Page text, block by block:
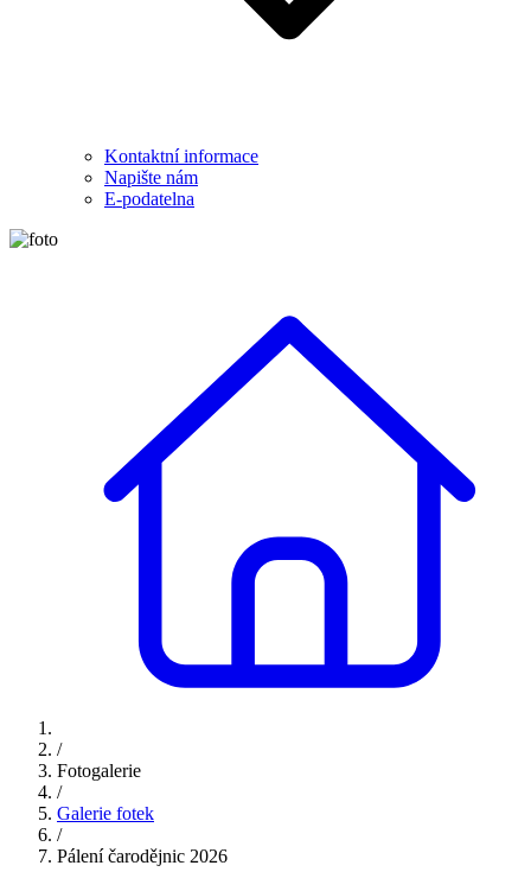
Kontaktní informace
Napište nám
E-podatelna
/
Fotogalerie
/
Galerie fotek
/
Pálení čarodějnic 2026